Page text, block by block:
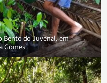
Bento do Juvenal, em
Gomes